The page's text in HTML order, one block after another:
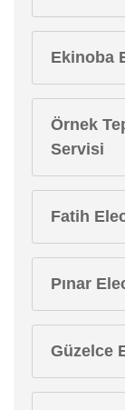
Ekinoba
Örnek
Servisi
Fatih
Pınar
Güzelce